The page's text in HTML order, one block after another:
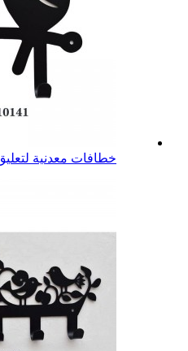
خطافات معدنية